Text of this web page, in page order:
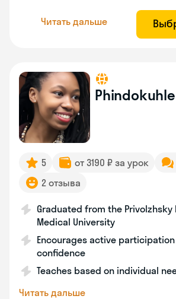
Читать дальше
Phindokuhle
5 от 3190 ₽ за урок
2 отзыва
Graduated from the Privolzhsky
Medical University
Encourages active
confidence
Teaches based on individual
Читать дальше